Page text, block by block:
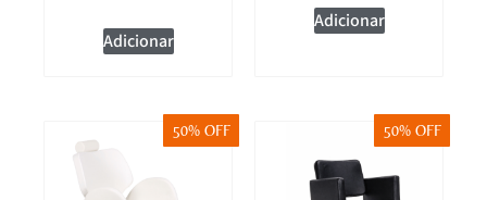
Adicionar
Adicionar
50% OFF 50% OFF